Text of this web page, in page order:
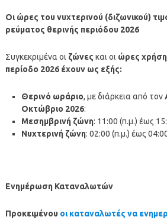
Οι ώρες του νυχτερινού (διζωνικού)
ρεύματος θερινής περιόδου 2026
Συγκεκριμένα οι ζώνες και οι ώρες
περίοδο 2026 έχουν ως εξής:
Θερινό ωράριο, με διάρκεια από τον
Οκτώβριο 2026:
Μεσημβρινή ζώνη: 11:00 (π.μ.) έως
Νυχτερινή ζώνη: 02:00 (π.μ.) έως
Ενημέρωση Καταναλωτών
Προκειμένου οι καταναλωτές να